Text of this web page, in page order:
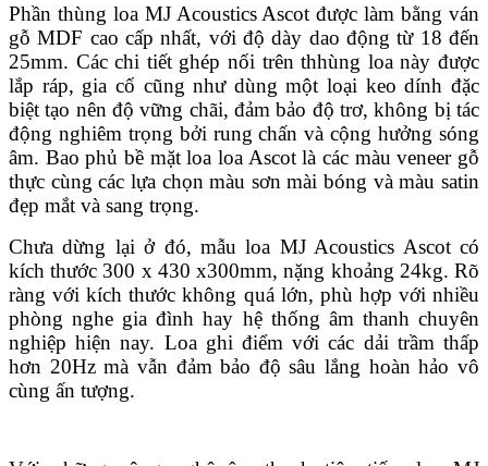
Phần thùng loa MJ Acoustics Ascot được làm bằng ván
gỗ MDF cao cấp nhất, với độ dày dao động từ 18 đến
25mm. Các chi tiết ghép nối trên thhùng loa này được
lắp ráp, gia cố cũng như dùng một loại keo dính đặc
biệt tạo nên độ vững chãi, đảm bảo độ trơ, không bị tác
động nghiêm trọng bởi rung chấn và cộng hưởng sóng
âm. Bao phủ bề mặt loa loa Ascot là các màu veneer gỗ
thực cùng các lựa chọn màu sơn mài bóng và màu satin
đẹp mắt và sang trọng.
Chưa dừng lại ở đó, mẫu loa MJ Acoustics Ascot có
kích thước 300 x 430 x300mm, nặng khoảng 24kg. Rõ
ràng với kích thước không quá lớn, phù hợp với nhiều
phòng nghe gia đình hay hệ thống âm thanh chuyên
nghiệp hiện nay. Loa ghi điểm với các dải trầm thấp
hơn 20Hz mà vẫn đảm bảo độ sâu lắng hoàn hảo vô
cùng ấn tượng.